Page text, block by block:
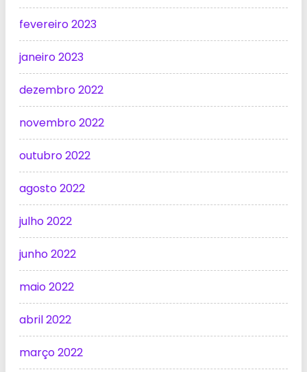
fevereiro 2023
janeiro 2023
dezembro 2022
novembro 2022
outubro 2022
agosto 2022
julho 2022
junho 2022
maio 2022
abril 2022
março 2022